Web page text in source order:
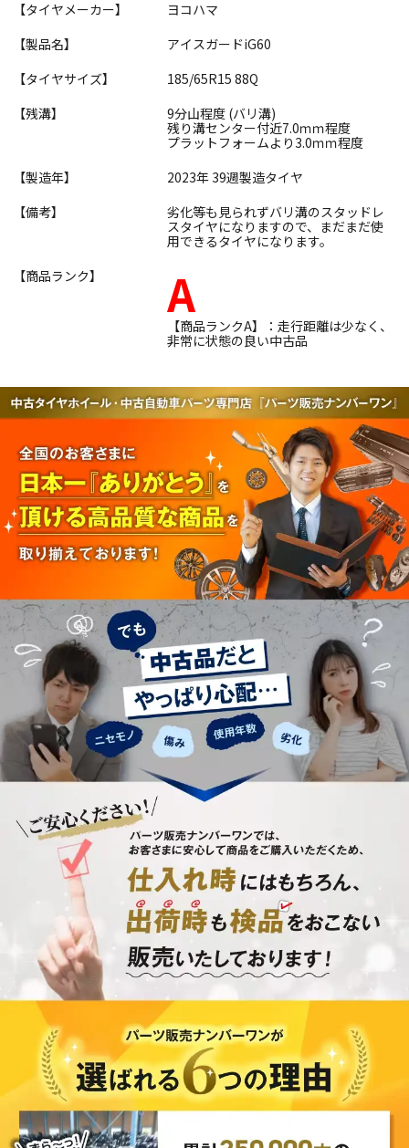
【タイヤメーカー】
ヨコハマ
【製品名】
アイスガードiG60
【タイヤサイズ】
185/65R15 88Q
【残溝】
9分山程度 (バリ溝)
残り溝センター付近7.0ｍｍ程度
プラットフォームより3.0ｍｍ程度
【製造年】
2023年 39週製造タイヤ
【備考】
劣化等も見られずバリ溝のスタッドレ
スタイヤになりますので、まだまだ使
用できるタイヤになります。
【商品ランク】
A
【商品ランクA】：走行距離は少なく、
非常に状態の良い中古品